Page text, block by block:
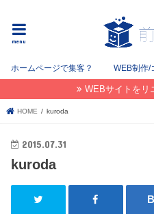
menu
ホームページで集客？ WEB制作/
WEBサイトをリ
HOME kuroda
2015.07.31
kuroda